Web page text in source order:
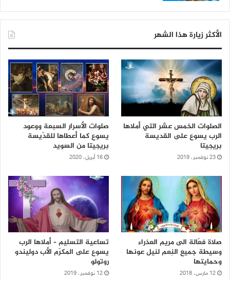
الأكثر زيارة هذا الشهر
الصلوات الخمس عشر التي أملاها
الرب يسوع على القديسة
بريجيتا
23 نوفمبر، 2019
صلوات الأسرار السبعة ووعود
يسوع كما أعطاها للقدّيسة
بريجيتا من السويد
16 أبريل، 2020
صلاة فعّالة الى مريم العذراء
وسيطة جميع النِعم لنيل عونها
وحمايتها
12 مارس، 2018
تساعية التسليم – أملاها الرب
يسوع على المكرّم الأب دوليندو
روتولو
12 نوفمبر، 2019